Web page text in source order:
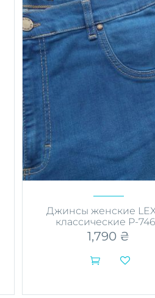
выбрать
на
странице
товара.
Джинсы женские
классические P-
1,790 ₴
 